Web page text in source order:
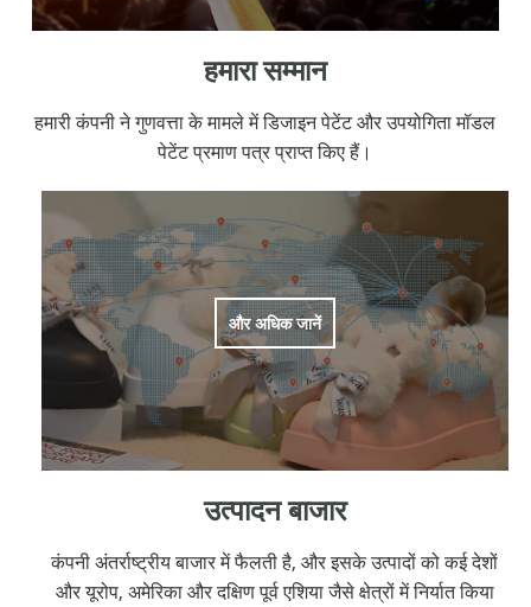
हमारा सम्मान
हमारी कंपनी ने गुणवत्ता के मामले में डिजाइन पेटेंट और उपयोगिता मॉडल
पेटेंट प्रमाण पत्र प्राप्त किए हैं।
और अधिक जानें
उत्पादन बाजार
कंपनी अंतर्राष्ट्रीय बाजार में फैलती है, और इसके उत्पादों को कई देशों
और यूरोप, अमेरिका और दक्षिण पूर्व एशिया जैसे क्षेत्रों में निर्यात किया